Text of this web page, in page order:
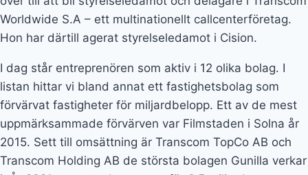
Välgörenhetsprojekt
ett stort samhällsengagemang. Hon har grundat och
medverkar i en rad olika välgörenhetsorganisationer. År
2006 startade hon Stiftelsen 100%, som verkar för att
hjälpa utsatta barn i fattiga regioner. Som namnet
antyder går 100% av intäkterna till ändamålet –
administrationskostnaderna står styrelseledamöterna